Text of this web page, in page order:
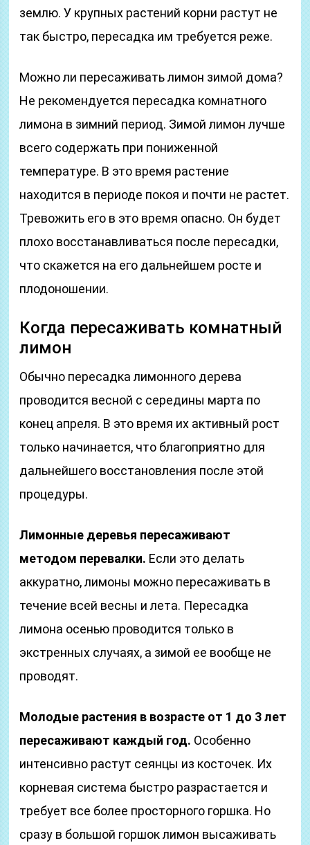
землю. У крупных растений корни растут не
так быстро, пересадка им требуется реже.
Можно ли пересаживать лимон зимой дома?
Не рекомендуется пересадка комнатного
лимона в зимний период. Зимой лимон лучше
всего содержать при пониженной
температуре. В это время растение
находится в периоде покоя и почти не растет.
Тревожить его в это время опасно. Он будет
плохо восстанавливаться после пересадки,
что скажется на его дальнейшем росте и
плодоношении.
Когда пересаживать комнатный
лимон
Обычно пересадка лимонного дерева
проводится весной с середины марта по
конец апреля. В это время их активный рост
только начинается, что благоприятно для
дальнейшего восстановления после этой
процедуры.
Лимонные деревья пересаживают
методом перевалки. Если это делать
аккуратно, лимоны можно пересаживать в
течение всей весны и лета. Пересадка
лимона осенью проводится только в
экстренных случаях, а зимой ее вообще не
проводят.
Молодые растения в возрасте от 1 до 3 лет
пересаживают каждый год. Особенно
интенсивно растут сеянцы из косточек. Их
корневая система быстро разрастается и
требует все более просторного горшка. Но
сразу в большой горшок лимон высаживать